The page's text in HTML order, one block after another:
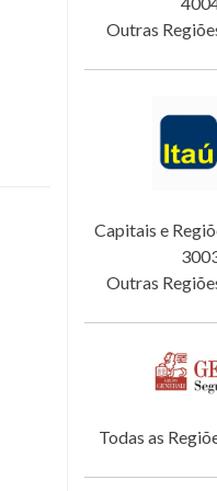
Outras
Capitais e
Outras
Todas as